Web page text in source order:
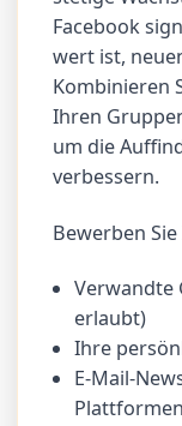
Facebook
wert ist,
Kombinieren
Ihren
um die
verbessern.
Bewerben
Verwandte
erlaubt)
Ihre
E-Mail-
Plattformen